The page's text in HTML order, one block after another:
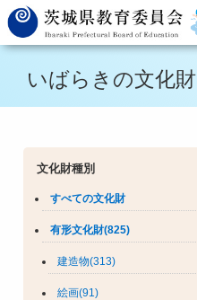
いばらきの文化財
文化財種別
すべての文化財
有形文化財(825)
建造物(313)
絵画(91)